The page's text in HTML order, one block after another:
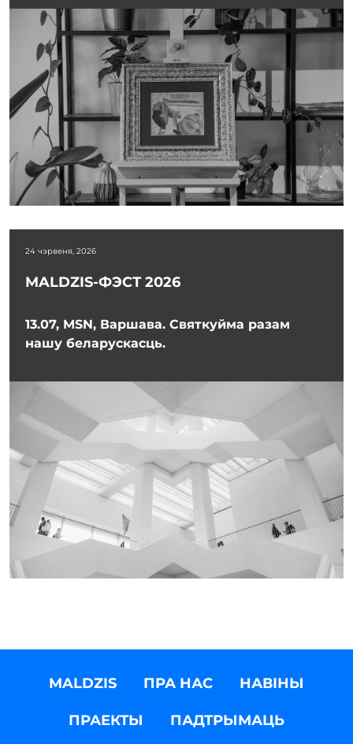
24 чэрвеня, 2026
MALDZIS-ФЭСТ 2026
13.07, MSN, Варшава. Святкуйма разам
нашу беларускасць.
MALDZIS ПРА НАС НАВІНЫ
ПРАЕКТЫ ПАДТРЫМАЦЬ